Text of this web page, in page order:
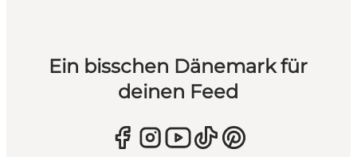
Ein bisschen Dänemark für
deinen Feed